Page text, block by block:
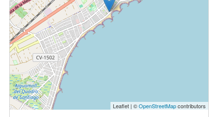
Leaflet | ©OpenStreetMapcontributors